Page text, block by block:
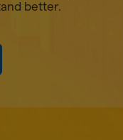
better.